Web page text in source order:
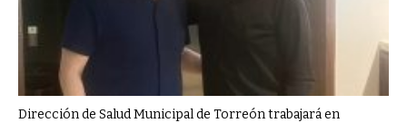
Dirección de Salud Municipal de Torreón trabajará en